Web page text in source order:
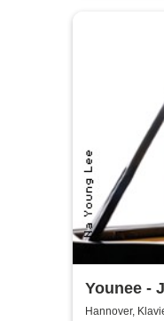
Younee -
Hannover,